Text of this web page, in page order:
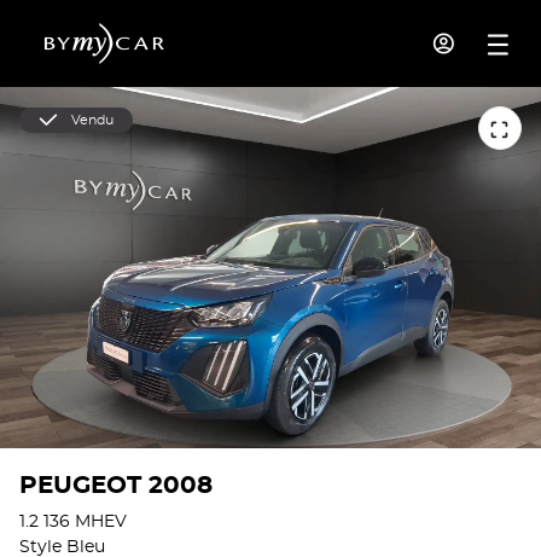
Vendu
PEUGEOT 2008
1.2 136 MHEV
Style Bleu